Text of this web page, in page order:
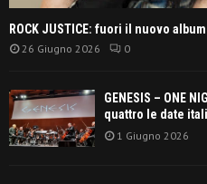
ROCK JUSTICE: fuori il nuovo
26 Giugno 2026 0
GENESIS – ONE
quattro le date
1 Giugno 2026